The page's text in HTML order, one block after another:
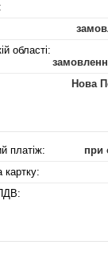
області:
Нова
платіж:
при
картку: